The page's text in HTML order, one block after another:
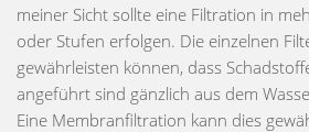
meiner Sicht sollte eine Filtration in
oder Stufen erfolgen. Die einzelnen
gewährleisten können, dass
angeführt sind gänzlich aus dem
Eine Membranfiltration kann dies